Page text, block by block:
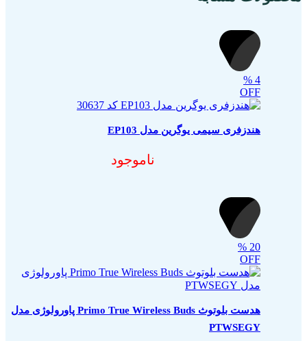
4
%
OFF
هندزفری سیمی یوگرین مدل EP103
ناموجود
20
%
OFF
هدست بلوتوث Primo True Wireless Buds پاورولوژی مدل
PTWSEGY